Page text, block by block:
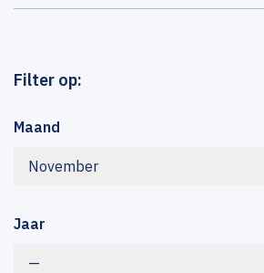
Filter op:
Maand
November
Jaar
—